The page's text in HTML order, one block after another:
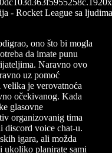
ono što bi mogla
da imate punu
Naravno ovo
uz pomoć
velika je verovatnoća
očekivanog. Kada
glasovne
organizovanig tima
discord voice chat-u.
igara, ali možda
ukoliko planirate sami